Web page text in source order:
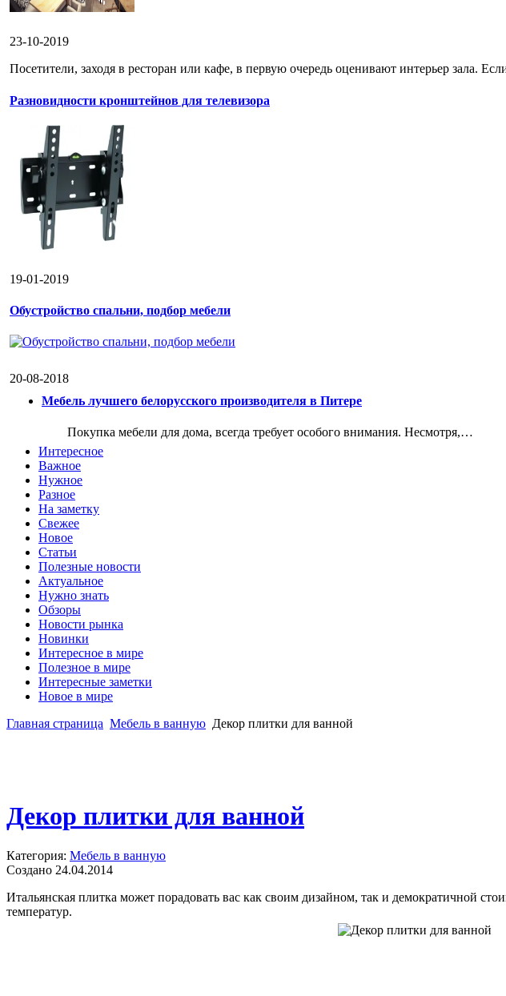
23-10-2019
Посетители, заходя в ресторан или кафе, в первую очередь оценивают интерьер зала.
Разновидности кронштейнов для телевизора
19-01-2019
Обустройство спальни, подбор мебели
20-08-2018
Мебель лучшего белорусского производителя в Питере
Покупка мебели для дома, всегда требует особого внимания. Несмотря,…
Интересное
Важное
Нужное
Разное
На заметку
Свежее
Новое
Статьи
Полезные новости
Актуальное
Нужно знать
Обзоры
Новости рынка
Новинки
Интересное в мире
Полезное в мире
Интересные заметки
Новое в мире
Главная страница Мебель в ванную Декор плитки для ванной
Декор плитки для ванной
Категория: Мебель в ванную
Создано 24.04.2014
Итальянская плитка может порадовать вас как своим дизайном, так и демократичной
температур.